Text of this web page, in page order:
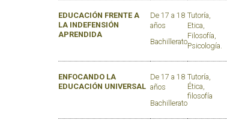
EDUCACIÓN FRENTE A
LA INDEFENSIÓN
APRENDIDA
De 17 a 18
años
Bachillerato
Tutoría,
Etica,
Filosofía,
Psicología.
ENFOCANDO LA
EDUCACIÓN UNIVERSAL
De 17 a 18
años
Bachillerato
Tutoría,
Ética,
filosofía